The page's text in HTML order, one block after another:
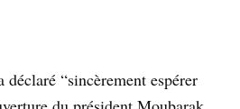
“sincèrement espérer